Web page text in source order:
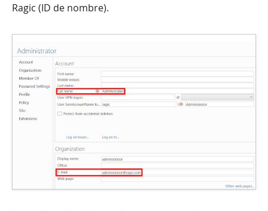
Ragic (ID de nombre).